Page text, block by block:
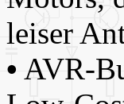
leiser
• AVR-